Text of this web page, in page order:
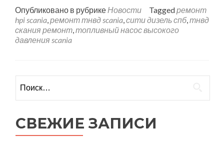
Опубликовано в рубрикеНовости Taggedремонт
hpi scania,ремонт тнвд scania,сити дизель спб,тнвд
скания ремонт,топливный насос высокого
давления scania
СВЕЖИЕ ЗАПИСИ